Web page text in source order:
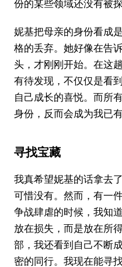
份的某些领域还没有被探
妮基把母亲的身份看成
格的丢弃。她好像在告
头，才刚刚开始。在这
有待发现，不仅仅是看
自己成长的喜悦。而所
身份，反而会成为我已
寻找宝藏
我真希望妮基的话拿去
可惜没有。然而，有一
争战肆虐的时候，我知
放在损失，而是放在所
部，我还看到自己不断
密的同行。我现在能寻